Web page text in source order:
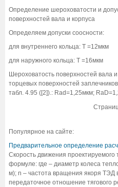
Определение шероховатости и
поверхностей вала и корпуса
Определяем допуски соосности:
для внутреннего кольца: Т =12мкм
для наружного кольца: Т =16мкм
Шероховатость поверхностей вала
торцевых поверхностей
табл. 4.95 ([2]).: Rad=1,25мкм;
Популярное на сайте:
Предварительное определение
Скорость движения
формуле: где – диаметр колеса
м); n – частота вращения якоря
передаточное отношение тягового